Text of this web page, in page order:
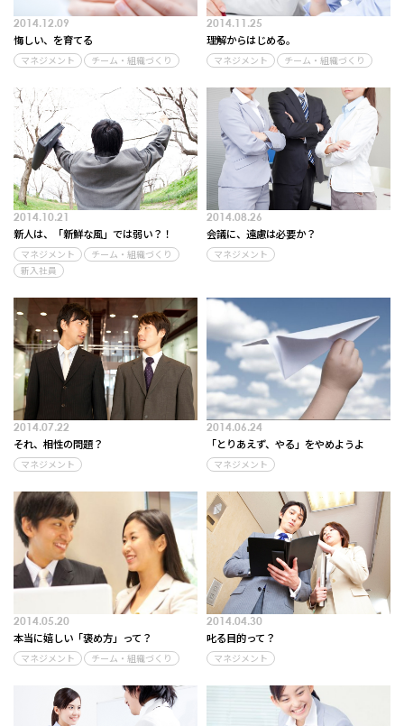
2014.12.09
悔しい、を育てる
マネジメント チーム・組織づくり
2014.11.25
理解からはじめる。
マネジメント チーム・組織づくり
2014.10.21
新人は、「新鮮な風」では弱い？！
マネジメント
チーム・組織づくり
新入社員
2014.08.26
会議に、遠慮は必要か？
マネジメント
2014.07.22
それ、相性の問題？
マネジメント
2014.06.24
「とりあえず、やる」をやめようよ
マネジメント
2014.05.20
本当に嬉しい「褒め方」って？
マネジメント チーム・組織づくり
2014.04.30
叱る目的って？
マネジメント